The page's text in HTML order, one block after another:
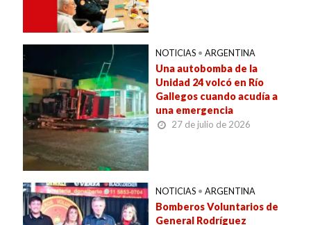
NOTICIAS • ARGENTINA
Una autobomba de la
Unidad 24 volcó en Río
Gallegos cuando acudía a
una emergencia
27 de julio de 2026
NOTICIAS • ARGENTINA
Bomberos Voluntarios de
General Rodríguez